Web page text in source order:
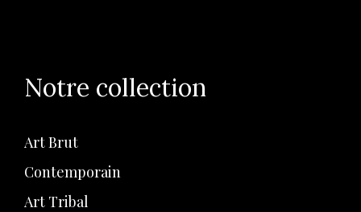
Notre collection
Art Brut
Contemporain
Art Tribal